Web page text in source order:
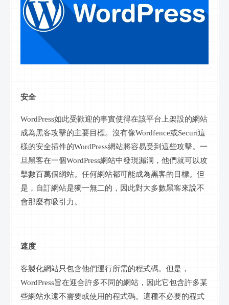
安全
WordPress如此受歡迎的事實使得在該平台上架設的網站
成為黑客攻擊的主要目標。沒有像Wordfence或Securi這
樣的安全插件的WordPress網站將容易受到這些攻擊。一
旦黑客在一個WordPress網站中發現漏洞，他們就可以攻
擊數百萬個網站。任何網站都可能成為黑客的目標。但
是，自訂網站是獨一無二的，因此對大多數黑客來說不
會那麼有吸引力。
速度
客製化網站只包含他們運行所需的程式碼。但是，
WordPress旨在迎合許多不同的網站，因此它包含許多某
些網站永遠不需要或使用的程式碼。這種不必要的程式